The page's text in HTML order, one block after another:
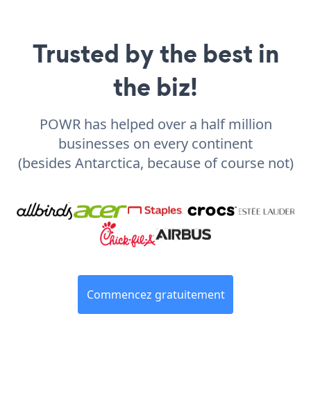
Trusted by the best in
the biz!
POWR has helped over a half million
businesses on every continent
(besides Antarctica, because of course not)
Commencez gratuitement